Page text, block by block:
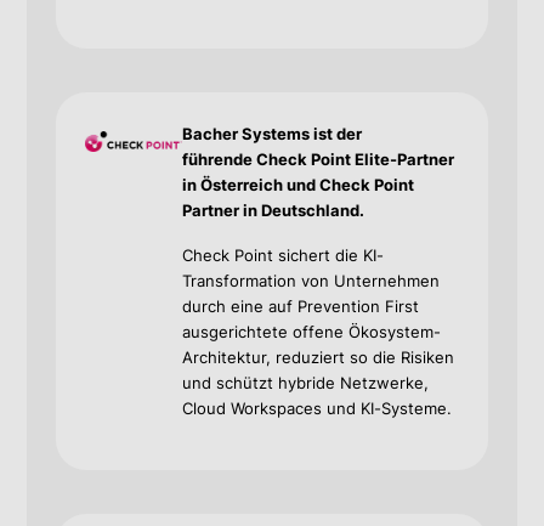
Bacher Systems ist der
führendeCheck PointElite-Partner
in Österreich und Check Point
Partner in Deutschland.
Check Point sichert die KI-
Transformation von Unternehmen
durch eine auf Prevention First
ausgerichtete offene Ökosystem-
Architektur, reduziert so die Risiken
und schützt hybride Netzwerke,
Cloud Workspaces und KI-Systeme.